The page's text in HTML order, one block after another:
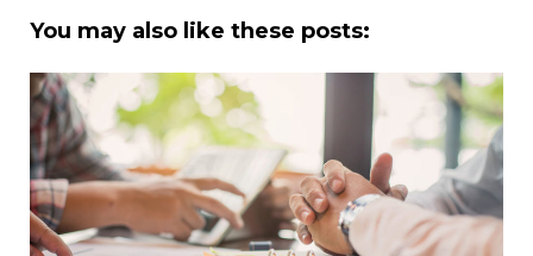
You may also like these posts: